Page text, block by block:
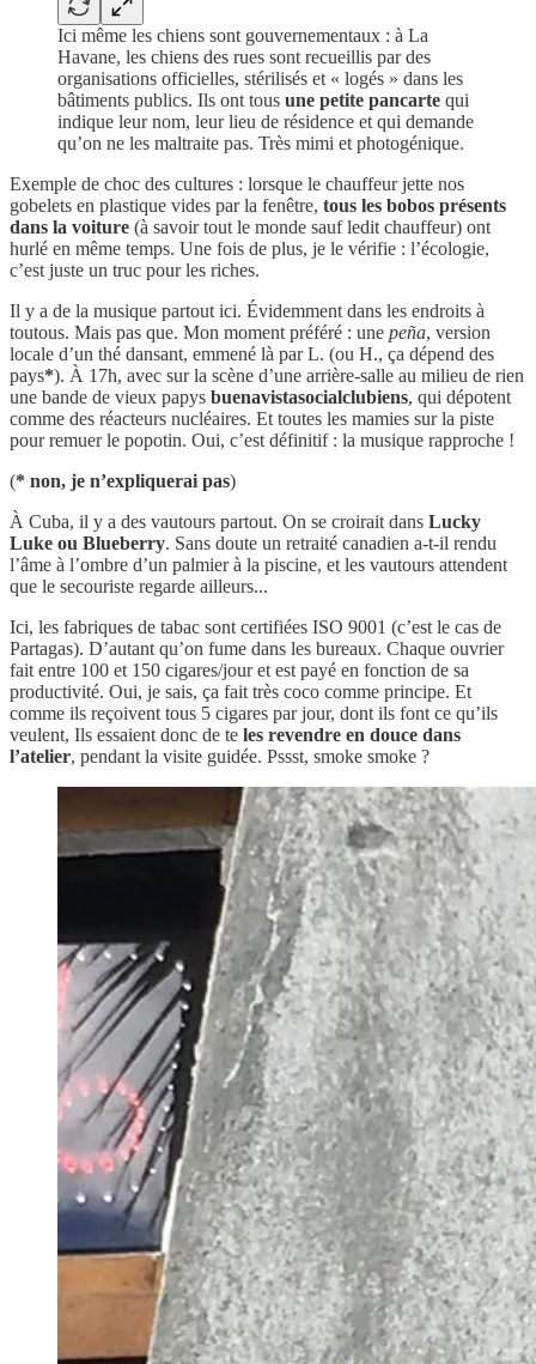
Ici même les chiens sont gouvernementaux : à La
Havane, les chiens des rues sont recueillis par des
organisations officielles, stérilisés et « logés » dans les
bâtiments publics. Ils ont tous une petite pancarte qui
indique leur nom, leur lieu de résidence et qui demande
qu’on ne les maltraite pas. Très mimi et photogénique.
Exemple de choc des cultures : lorsque le chauffeur jette nos
gobelets en plastique vides par la fenêtre, tous les bobos présents
dans la voiture (à savoir tout le monde sauf ledit chauffeur) ont
hurlé en même temps. Une fois de plus, je le vérifie : l’écologie,
c’est juste un truc pour les riches.
Il y a de la musique partout ici. Évidemment dans les endroits à
toutous. Mais pas que. Mon moment préféré : une peña, version
locale d’un thé dansant, emmené là par L. (ou H., ça dépend des
pays*). À 17h, avec sur la scène d’une arrière-salle au milieu de rien
une bande de vieux papys buenavistasocialclubiens, qui dépotent
comme des réacteurs nucléaires. Et toutes les mamies sur la piste
pour remuer le popotin. Oui, c’est définitif : la musique rapproche !
(* non, je n’expliquerai pas)
À Cuba, il y a des vautours partout. On se croirait dans Lucky
Luke ou Blueberry. Sans doute un retraité canadien a-t-il rendu
l’âme à l’ombre d’un palmier à la piscine, et les vautours attendent
que le secouriste regarde ailleurs...
Ici, les fabriques de tabac sont certifiées ISO 9001 (c’est le cas de
Partagas). D’autant qu’on fume dans les bureaux. Chaque ouvrier
fait entre 100 et 150 cigares/jour et est payé en fonction de sa
productivité. Oui, je sais, ça fait très coco comme principe. Et
comme ils reçoivent tous 5 cigares par jour, dont ils font ce qu’ils
veulent, Ils essaient donc de te les revendre en douce dans
l’atelier, pendant la visite guidée. Pssst, smoke smoke ?